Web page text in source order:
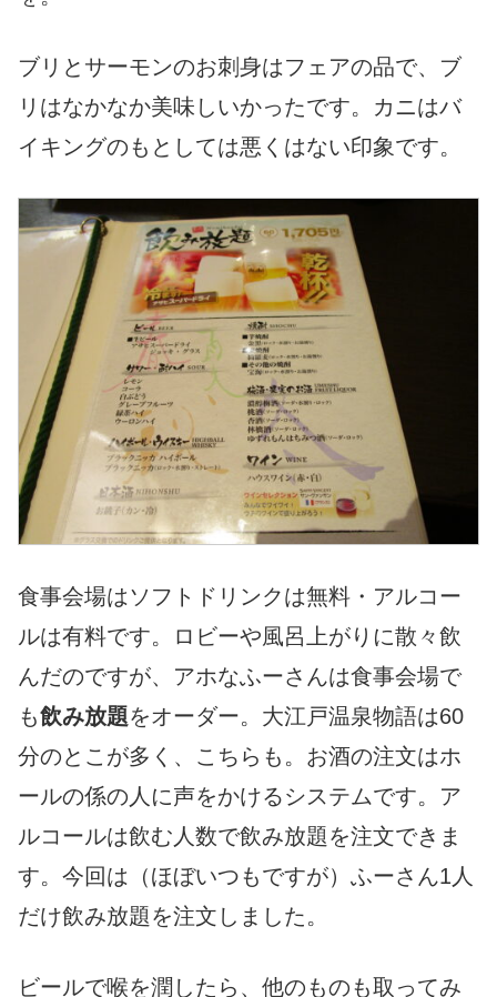
ブリとサーモンのお刺身はフェアの品で、ブ
リはなかなか美味しいかったです。カニはバ
イキングのもとしては悪くはない印象です。
食事会場はソフトドリンクは無料・アルコー
ルは有料です。ロビーや風呂上がりに散々飲
んだのですが、アホなふーさんは食事会場で
も飲み放題をオーダー。大江戸温泉物語は60
分のとこが多く、こちらも。お酒の注文はホ
ールの係の人に声をかけるシステムです。ア
ルコールは飲む人数で飲み放題を注文できま
す。今回は（ほぼいつもですが）ふーさん1人
だけ飲み放題を注文しました。
ビールで喉を潤したら、他のものも取ってみ